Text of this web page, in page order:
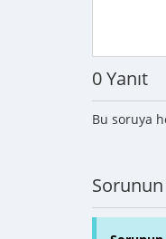
0 Yanıt
Bu soruya
Sorunun